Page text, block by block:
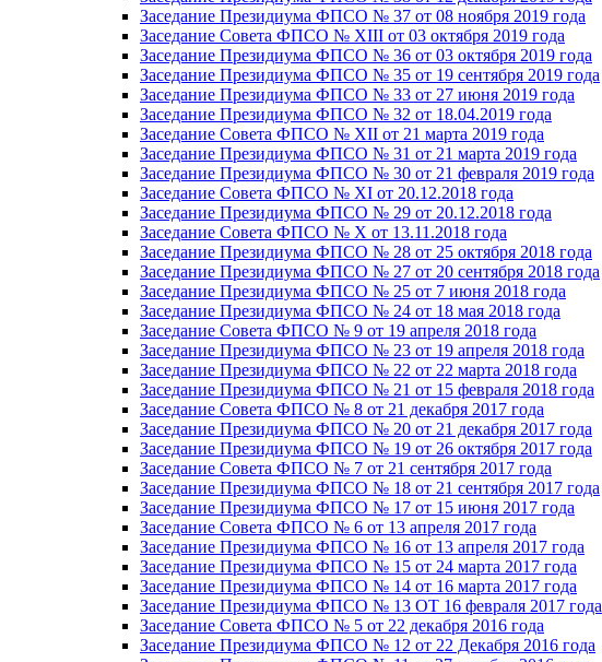
Заседание Президиума ФПСО № 37 от 08 ноября 2019 года
Заседание Совета ФПСО № XIII от 03 октября 2019 года
Заседание Президиума ФПСО № 36 от 03 октября 2019 года
Заседание Президиума ФПСО № 35 от 19 сентября 2019 года
Заседание Президиума ФПСО № 33 от 27 июня 2019 года
Заседание Президиума ФПСО № 32 от 18.04.2019 года
Заседание Совета ФПСО № XII от 21 марта 2019 года
Заседание Президиума ФПСО № 31 от 21 марта 2019 года
Заседание Президиума ФПСО № 30 от 21 февраля 2019 года
Заседание Совета ФПСО № XI от 20.12.2018 года
Заседание Президиума ФПСО № 29 от 20.12.2018 года
Заседание Совета ФПСО № X от 13.11.2018 года
Заседание Президиума ФПСО № 28 от 25 октября 2018 года
Заседание Президиума ФПСО № 27 от 20 сентября 2018 года
Заседание Президиума ФПСО № 25 от 7 июня 2018 года
Заседание Президиума ФПСО № 24 от 18 мая 2018 года
Заседание Совета ФПСО № 9 от 19 апреля 2018 года
Заседание Президиума ФПСО № 23 от 19 апреля 2018 года
Заседание Президиума ФПСО № 22 от 22 марта 2018 года
Заседание Президиума ФПСО № 21 от 15 февраля 2018 года
Заседание Совета ФПСО № 8 от 21 декабря 2017 года
Заседание Президиума ФПСО № 20 от 21 декабря 2017 года
Заседание Президиума ФПСО № 19 от 26 октября 2017 года
Заседание Совета ФПСО № 7 от 21 сентября 2017 года
Заседание Президиума ФПСО № 18 от 21 сентября 2017 года
Заседание Президиума ФПСО № 17 от 15 июня 2017 года
Заседание Совета ФПСО № 6 от 13 апреля 2017 года
Заседание Президиума ФПСО № 16 от 13 апреля 2017 года
Заседание Президиума ФПСО № 15 от 24 марта 2017 года
Заседание Президиума ФПСО № 14 от 16 марта 2017 года
Заседание Президиума ФПСО № 13 ОТ 16 февраля 2017 года
Заседание Совета ФПСО № 5 от 22 декабря 2016 года
Заседание Президиума ФПСО № 12 от 22 Декабря 2016 года